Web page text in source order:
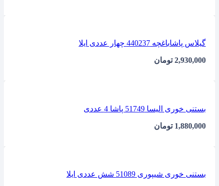
گیلاس پاشاباغچه 440237 چهار عددی ایلا
2,930,000 تومان
بستنی خوری الیسا 51749 پاشا 4 عددی
1,880,000 تومان
بستنی خوری شیپوری 51089 شش عددی ایلا